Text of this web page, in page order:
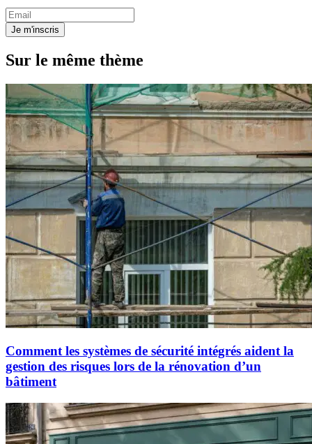
Je m'inscris
Sur le même thème
Comment les systèmes de sécurité intégrés aident la
gestion des risques lors de la rénovation d’un
bâtiment